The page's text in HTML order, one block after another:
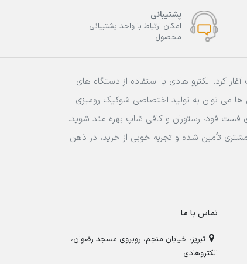
پشتیبانی
امکان ارتباط با واحد پشتیبانی
محصول
شاپ آغاز کرد. الکترو هادی با استفاده از دستگاه های
ها می توان به تولید اختصاصی شوکیک رومیزی
فست فود، رستوران و کافی شاپ بهره مند شوید.
تأمین شده و تجربه خوبی از خرید، در ذهن
تماس با ما
تبریز، خیابان منجم، روبروی مسجد رضوان،
الکتروهادی